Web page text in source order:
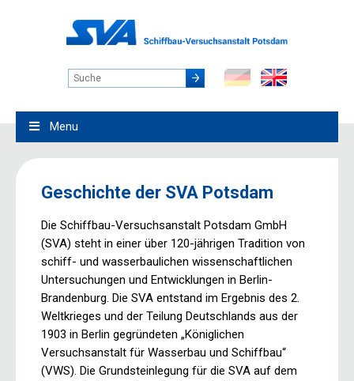
Menu
Geschichte der SVA Potsdam
Die Schiffbau-Versuchsanstalt Potsdam GmbH
(SVA) steht in einer über 120-jährigen Tradition von
schiff- und wasserbaulichen wissenschaftlichen
Untersuchungen und Entwicklungen in Berlin-
Brandenburg. Die SVA entstand im Ergebnis des 2.
Weltkrieges und der Teilung Deutschlands aus der
1903 in Berlin gegründeten „Königlichen
Versuchsanstalt für Wasserbau und Schiffbau“
(VWS). Die Grundsteinlegung für die SVA auf dem